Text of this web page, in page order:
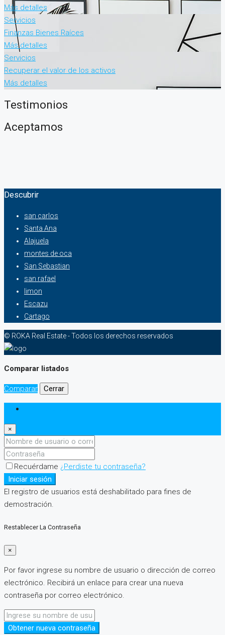
Más detalles
Servicios
Finanzas Bienes Raíces
Más detalles
Servicios
Recuperar el valor de los activos
Más detalles
Testimonios
Aceptamos
Descubrir
san carlos
Santa Ana
Alajuela
montes de oca
San Sebastian
san rafael
limon
Escazu
Cartago
© ROKA Real Estate - Todos los derechos reservados
Comparar listados
Comparar Cerrar
×
Recuérdame ¿Perdiste tu contraseña?
Iniciar sesión
El registro de usuarios está deshabilitado para fines de
demostración.
Restablecer La Contraseña
×
Por favor ingrese su nombre de usuario o dirección de correo
electrónico. Recibirá un enlace para crear una nueva
contraseña por correo electrónico.
Obtener nueva contraseña